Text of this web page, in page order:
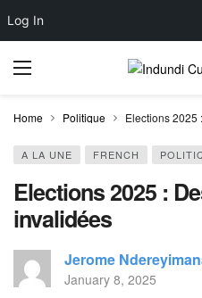
Log In
Home Politique Elections 2025
A LA UNE FRENCH
Elections 2025 :
invalidées
Jerome
January 8, 2025